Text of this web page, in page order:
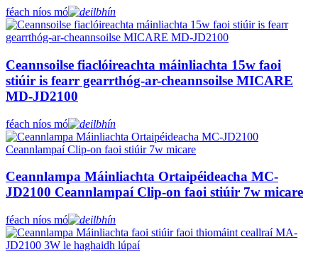
féach níos mó
Ceannsoilse fiaclóireachta máinliachta 15w faoi
stiúir is fearr gearrthóg-ar-cheannsoilse MICARE
MD-JD2100
féach níos mó
Ceannlampa Máinliachta Ortaipéideacha MC-
JD2100 Ceannlampaí Clip-on faoi stiúir 7w micare
féach níos mó